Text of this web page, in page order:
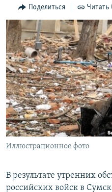
Вернутся
поиску
ИНТЕРАКТИВ
ИНФОГРАФИКА
ТЕЛЕПРОЕКТ КРЫМ.РЕАЛИИ
СОВЕТЫ ПРАВОЗАЩИТНИКОВ
ПРОПАВШИЕ БЕЗ ВЕСТИ
ПОБЕДИТЕЛЕЙ НЕ СУДЯТ?
КРЫМ.НЕПОКОРЕННЫЙ
ELIFBE
УКРАИНСКАЯ ПРОБЛЕМА КРЫМА
РАДІО СВОБОДА
КАК ОБОЙТИ
Українською
Qırımtatar
ПРИСОЕДИНЯЙТЕСЬ!
Поделиться Читать
Иллюстрационное фото
В результате утренних
российских войск в